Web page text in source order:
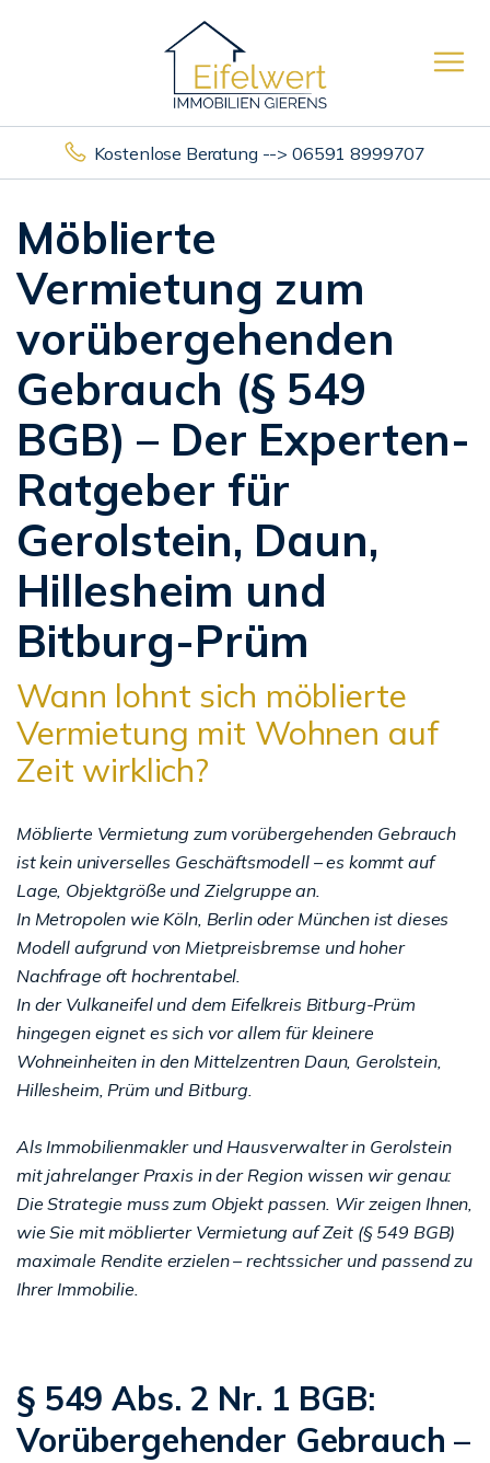
Kostenlose Beratung --> 06591 8999707
Möblierte
Vermietung zum
vorübergehenden
Gebrauch (§ 549
BGB) – Der Experten-
Ratgeber für
Gerolstein, Daun,
Hillesheim und
Bitburg-Prüm
Wann lohnt sich möblierte
Vermietung mit Wohnen auf
Zeit wirklich?
Möblierte Vermietung zum vorübergehenden Gebrauch
ist kein universelles Geschäftsmodell – es kommt auf
Lage, Objektgröße und Zielgruppe an.
In Metropolen wie Köln, Berlin oder München ist dieses
Modell aufgrund von Mietpreisbremse und hoher
Nachfrage oft hochrentabel.
In der Vulkaneifel und dem Eifelkreis Bitburg-Prüm
hingegen eignet es sich vor allem für kleinere
Wohneinheiten in den Mittelzentren Daun, Gerolstein,
Hillesheim, Prüm und Bitburg.
Als Immobilienmakler und Hausverwalter in Gerolstein
mit jahrelanger Praxis in der Region wissen wir genau:
Die Strategie muss zum Objekt passen. Wir zeigen Ihnen,
wie Sie mit möblierter Vermietung auf Zeit (§ 549 BGB)
maximale Rendite erzielen – rechtssicher und passend zu
Ihrer Immobilie.
§ 549 Abs. 2 Nr. 1 BGB:
Vorübergehender Gebrauch –